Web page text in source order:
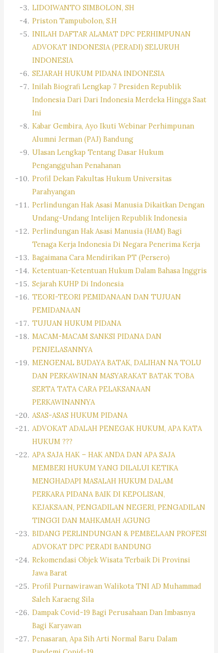
LIDOIWANTO SIMBOLON, SH
Priston Tampubolon, S.H
INILAH DAFTAR ALAMAT DPC PERHIMPUNAN
ADVOKAT INDONESIA (PERADI) SELURUH
INDONESIA
SEJARAH HUKUM PIDANA INDONESIA
Inilah Biografi Lengkap 7 Presiden Republik
Indonesia Dari Dari Indonesia Merdeka Hingga Saat
Ini
Kabar Gembira, Ayo Ikuti Webinar Perhimpunan
Alumni Jerman (PAJ) Bandung
Ulasan Lengkap Tentang Dasar Hukum
Pengangguhan Penahanan
Profil Dekan Fakultas Hukum Universitas
Parahyangan
Perlindungan Hak Asasi Manusia Dikaitkan Dengan
Undang-Undang Intelijen Republik Indonesia
Perlindungan Hak Asasi Manusia (HAM) Bagi
Tenaga Kerja Indonesia Di Negara Penerima Kerja
Bagaimana Cara Mendirikan PT (Persero)
Ketentuan-Ketentuan Hukum Dalam Bahasa Inggris
Sejarah KUHP Di Indonesia
TEORI-TEORI PEMIDANAAN DAN TUJUAN
PEMIDANAAN
TUJUAN HUKUM PIDANA
MACAM-MACAM SANKSI PIDANA DAN
PENJELASANNYA
MENGENAL BUDAYA BATAK, DALIHAN NA TOLU
DAN PERKAWINAN MASYARAKAT BATAK TOBA
SERTA TATA CARA PELAKSANAAN
PERKAWINANNYA
ASAS-ASAS HUKUM PIDANA
ADVOKAT ADALAH PENEGAK HUKUM, APA KATA
HUKUM ???
APA SAJA HAK – HAK ANDA DAN APA SAJA
MEMBERI HUKUM YANG DILALUI KETIKA
MENGHADAPI MASALAH HUKUM DALAM
PERKARA PIDANA BAIK DI KEPOLISAN,
KEJAKSAAN, PENGADILAN NEGERI, PENGADILAN
TINGGI DAN MAHKAMAH AGUNG
BIDANG PERLINDUNGAN & PEMBELAAN PROFESI
ADVOKAT DPC PERADI BANDUNG
Rekomendasi Objek Wisata Terbaik Di Provinsi
Jawa Barat
Profil Purnawirawan Walikota TNI AD Muhammad
Saleh Karaeng Sila
Dampak Covid-19 Bagi Perusahaan Dan Imbasnya
Bagi Karyawan
Penasaran, Apa Sih Arti Normal Baru Dalam